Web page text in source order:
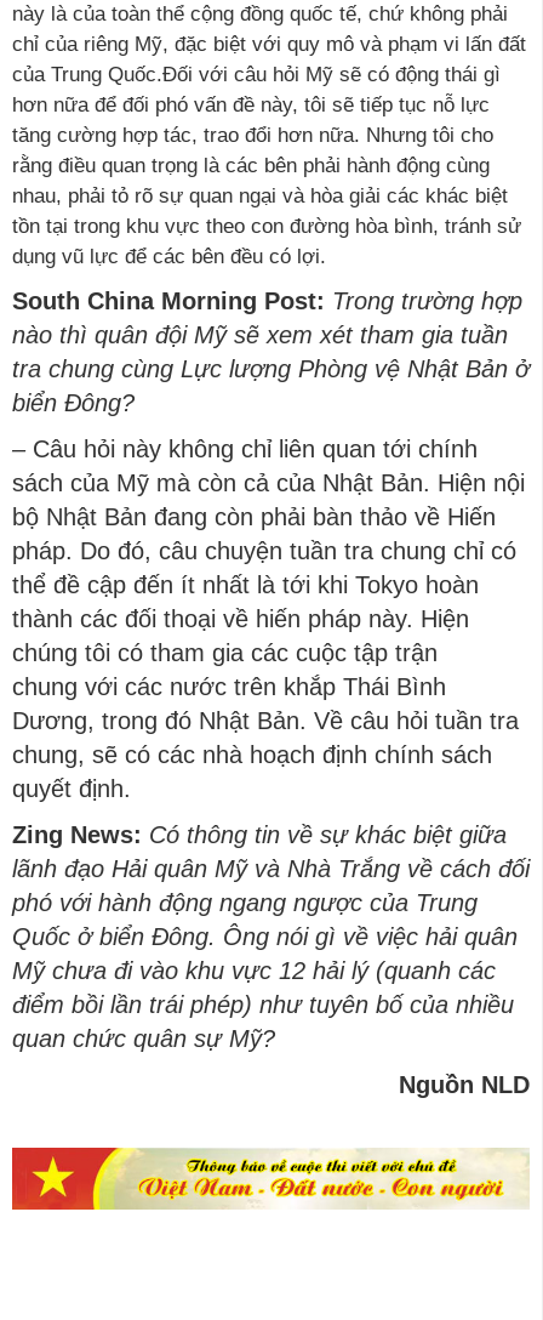
này là của toàn thể cộng đồng quốc tế, chứ không phải
chỉ của riêng Mỹ, đặc biệt với quy mô và phạm vi lấn đất
của Trung Quốc.Đối với câu hỏi Mỹ sẽ có động thái gì
hơn nữa để đối phó vấn đề này, tôi sẽ tiếp tục nỗ lực
tăng cường hợp tác, trao đổi hơn nữa. Nhưng tôi cho
rằng điều quan trọng là các bên phải hành động cùng
nhau, phải tỏ rõ sự quan ngại và hòa giải các khác biệt
tồn tại trong khu vực theo con đường hòa bình, tránh sử
dụng vũ lực để các bên đều có lợi.
South China Morning Post: Trong trường hợp
nào thì quân đội Mỹ sẽ xem xét tham gia tuần
tra chung cùng Lực lượng Phòng vệ Nhật Bản ở
biển Đông?
– Câu hỏi này không chỉ liên quan tới chính
sách của Mỹ mà còn cả của Nhật Bản. Hiện nội
bộ Nhật Bản đang còn phải bàn thảo về Hiến
pháp. Do đó, câu chuyện tuần tra chung chỉ có
thể đề cập đến ít nhất là tới khi Tokyo hoàn
thành các đối thoại về hiến pháp này. Hiện
chúng tôi có tham gia các cuộc tập trận
chung với các nước trên khắp Thái Bình
Dương, trong đó Nhật Bản. Về câu hỏi tuần tra
chung, sẽ có các nhà hoạch định chính sách
quyết định.
Zing News: Có thông tin về sự khác biệt giữa
lãnh đạo Hải quân Mỹ và Nhà Trắng về cách đối
phó với hành động ngang ngược của Trung
Quốc ở biển Đông. Ông nói gì về việc hải quân
Mỹ chưa đi vào khu vực 12 hải lý (quanh các
điểm bồi lần trái phép) như tuyên bố của nhiều
quan chức quân sự Mỹ?
Nguồn NLD